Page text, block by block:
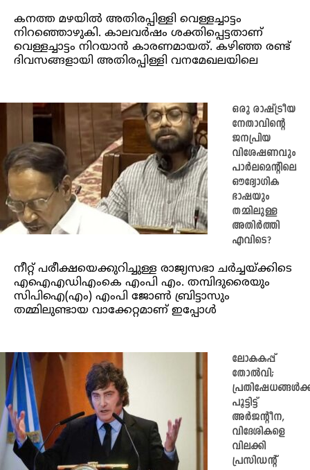
കനത്ത മഴയില്‍ അതിരപ്പിള്ളി വെള്ളച്ചാട്ടം
നിറഞ്ഞൊഴുകി. കാലവര്‍ഷം ശക്തിപ്പെട്ടതാണ്
വെള്ളച്ചാട്ടം നിറയാന്‍ കാരണമായത്. കഴിഞ്ഞ രണ്ട്
ദിവസങ്ങളായി അതിരപ്പിള്ളി വനമേഖലയിലെ
ഒരു രാഷ്ട്രീയ
നേതാവിന്റെ
ജനപ്രിയ
വിശേഷണവും
പാർലമെന്റിലെ
ഔദ്യോഗിക
ഭാഷയും
തമ്മിലുള്ള
അതിർത്തി
എവിടെ?
നീറ്റ് പരീക്ഷയെക്കുറിച്ചുള്ള രാജ്യസഭാ ചർച്ചയ്ക്കിടെ
എഐഎഡിഎംകെ എംപി എം. തമ്പിദുരൈയും
സിപിഐ(എം) എംപി ജോൺ ബ്രിട്ടാസും
തമ്മിലുണ്ടായ വാക്കേറ്റമാണ് ഇപ്പോൾ
ലോകകപ്പ്
തോല്‍വി;
പൂട്ടിട്ട്
അര്‍ജന്റീന,
വിദേശികളെ
വിലക്കി
പ്രസിഡന്റ്